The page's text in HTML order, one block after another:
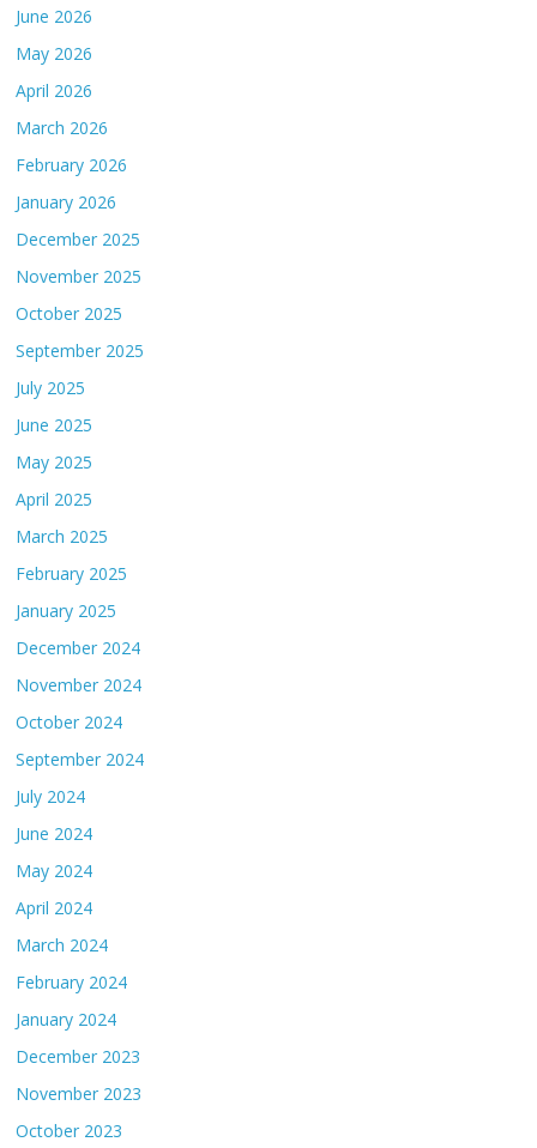
June 2026
May 2026
April 2026
March 2026
February 2026
January 2026
December 2025
November 2025
October 2025
September 2025
July 2025
June 2025
May 2025
April 2025
March 2025
February 2025
January 2025
December 2024
November 2024
October 2024
September 2024
July 2024
June 2024
May 2024
April 2024
March 2024
February 2024
January 2024
December 2023
November 2023
October 2023